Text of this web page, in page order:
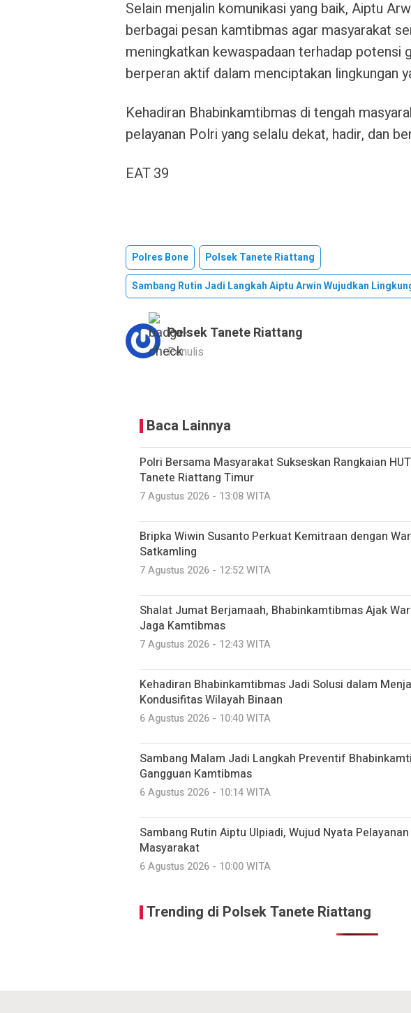
Selain menjalin komunikasi yang baik, Aiptu
berbagai pesan kamtibmas agar masyarakat
meningkatkan kewaspadaan terhadap potensi
berperan aktif dalam menciptakan lingkungan
Kehadiran Bhabinkamtibmas di tengah
pelayanan Polri yang selalu dekat, hadir, dan
EAT 39
Polres Bone
Polsek Tanete Riattang
Sambang Rutin Jadi Langkah Aiptu Arwin Wujudkan
Polsek Tanete Riattang
Penulis
Baca Lainnya
Polri Bersama Masyarakat Sukseskan Rangkaian
Tanete Riattang Timur
7 Agustus 2026 - 13:08 WITA
Bripka Wiwin Susanto Perkuat Kemitraan dengan
Satkamling
7 Agustus 2026 - 12:52 WITA
Shalat Jumat Berjamaah, Bhabinkamtibmas Ajak
Jaga Kamtibmas
7 Agustus 2026 - 12:43 WITA
Kehadiran Bhabinkamtibmas Jadi Solusi dalam
Kondusifitas Wilayah Binaan
6 Agustus 2026 - 10:40 WITA
Sambang Malam Jadi Langkah Preventif
Gangguan Kamtibmas
6 Agustus 2026 - 10:14 WITA
Sambang Rutin Aiptu Ulpiadi, Wujud Nyata
Masyarakat
6 Agustus 2026 - 10:00 WITA
Trending di Polsek Tanete Riattang